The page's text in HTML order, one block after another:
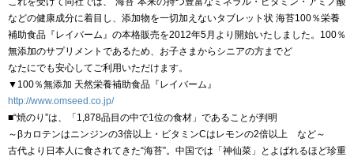
などの健康成分に着目し、添加物を一切加えないタブレット状 海苔100％栄養
補助食品『レイバーム』の本格販売を2012年5月より開始いたしました。100％
無添加のサプリメントであるため、お子さまからシニアの方までど
なたにでも安心してご利用いただけます。
▼100％無添加 天然栄養補助食品『レイバーム』
http://www.omseed.co.jp/
■“焼のり”は、「1,878品目の中で1位の食材」であることが判明
～βカロテンはニンジンの3倍以上・ビタミンCはレモンの2倍以上 など～
古代より日本人に食されてきた“海苔”。中国では「神仙菜」とよばれるほど珍重